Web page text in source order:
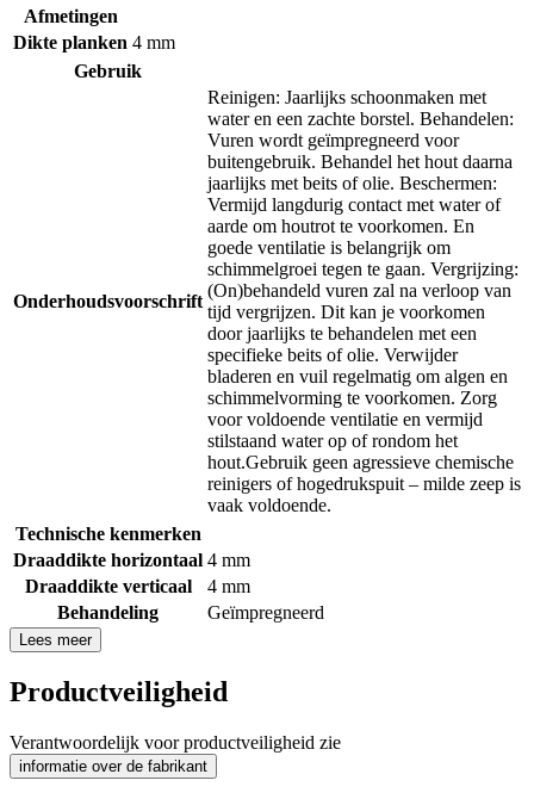
Afmetingen
Dikte planken 4 mm
Gebruik
Onderhoudsvoorschrift
Reinigen: Jaarlijks schoonmaken met
water en een zachte borstel. Behandelen:
Vuren wordt geïmpregneerd voor
buitengebruik. Behandel het hout daarna
jaarlijks met beits of olie. Beschermen:
Vermijd langdurig contact met water of
aarde om houtrot te voorkomen. En
goede ventilatie is belangrijk om
schimmelgroei tegen te gaan. Vergrijzing:
(On)behandeld vuren zal na verloop van
tijd vergrijzen. Dit kan je voorkomen
door jaarlijks te behandelen met een
specifieke beits of olie. Verwijder
bladeren en vuil regelmatig om algen en
schimmelvorming te voorkomen. Zorg
voor voldoende ventilatie en vermijd
stilstaand water op of rondom het
hout.Gebruik geen agressieve chemische
reinigers of hogedrukspuit – milde zeep is
vaak voldoende.
Technische kenmerken
Draaddikte horizontaal 4 mm
Draaddikte verticaal
4 mm
Behandeling
Geïmpregneerd
Lees meer
Productveiligheid
Verantwoordelijk voor productveiligheid zie
informatie over de fabrikant